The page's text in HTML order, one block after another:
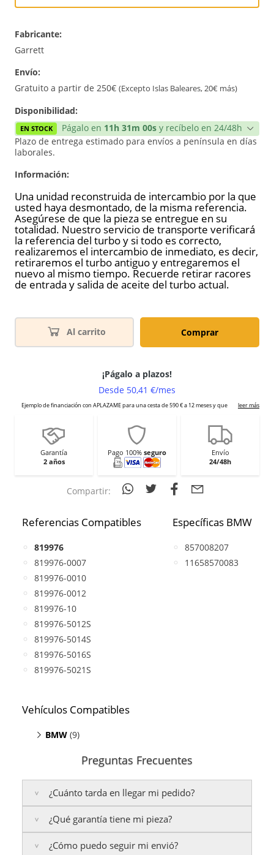
Reconstrucción
Fabricante:
Garrett
Envío:
Gratuito a partir de 250€ (Excepto Islas Baleares, 20€ más)
Disponibilidad:
EN STOCK Págalo en 11h 31m 00s y recíbelo en 24/48h
Plazo de entrega estimado para envíos a península en días
laborales.
Información:
Una unidad reconstruida de intercambio por la que
usted haya desmontado, de la misma referencia.
Asegúrese de que la pieza se entregue en su
totalidad. Nuestro servicio de transporte verificará
la referencia del turbo y si todo es correcto,
realizaremos el intercambio de inmediato, es decir,
retiraremos el turbo antiguo y entregaremos el
nuevo al mismo tiempo. Recuerde retirar racores
de entrada y salida de aceite del turbo actual.
Al carrito Comprar
Garantía
2 años
Pago 100% seguro
Envío
24/48h
Compartir:
Referencias Compatibles
819976
819976-0007
819976-0010
819976-0012
819976-10
819976-5012S
819976-5014S
819976-5016S
819976-5021S
Específicas BMW
857008207
11658570083
Vehículos Compatibles
BMW (9)
220d F22/F23 (motor B47D20)
320d F30/F31/F34(motor B47D20)
420d F32(motor B47D20)
520d G30
(motor B47D20)
X3 F25(motor B47D20)
Preguntas Frecuentes
¿Cuánto tarda en llegar mi pedido?
Península: Entregamos en un plazo estimado de
a 48 horas laborables, si realizas tu pedido antes de
las
17:00 h.
¿Qué garantía tiene mi pieza?
La garantía varía según el tipo de producto:
¿Cómo puedo seguir mi envió?